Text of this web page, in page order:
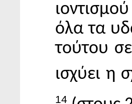
όλα τα
τούτου
ισχύει η
14